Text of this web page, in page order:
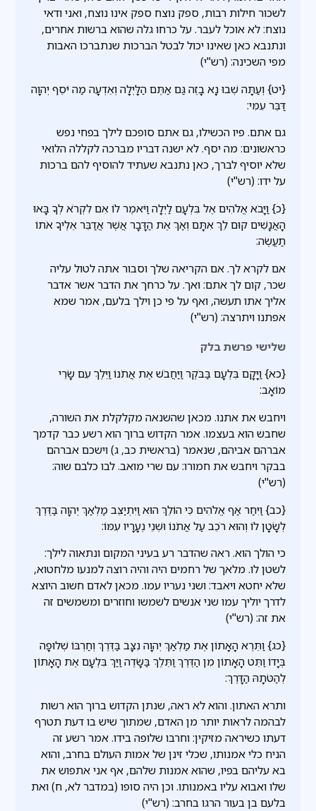
לשכור חילות רבות, ספק נוצח ספק אינו נוצח, ואני ודאי
נוצח: לא אוכל לעבר. על כרחו גלה שהוא ברשות אחרים,
ונתנבא כאן שאינו יכול לבטל הברכות שנתברכו האבות
מפי השכינה: (רש"י)
{יט} וְעַתָּה שְׁבוּ נָא בָזֶה גַּם אַתֶּם הַלָּיְלָה וְאֵדְעָה מַה יֹּסֵף יְהוָה
דַּבֵּר עִמִּי:
גם אתם. פיו הכשילו, גם אתם סופכם לילך בפחי נפש
כראשונים: מה יסף. לא ישנה דבריו מברכה לקללה הלואי
שלא יוסיף לברך, כאן נתנבא שעתיד להוסיף להם ברכות
על ידו: (רש"י)
{כ} וַיָּבֹא אֱלֹהִים אֶל בִּלְעָם לַיְלָה וַיֹּאמֶר לוֹ אִם לִקְרֹא לְךָ בָּאוּ
הָאֲנָשִׁים קוּם לֵךְ אִתָּם וְאַךְ אֶת הַדָּבָר אֲשֶׁר אֲדַבֵּר אֵלֶיךָ אֹתוֹ
תַעֲשֶׂה:
אם לקרא לך. אם הקריאה שלך וסבור אתה לטול עליה
שכר, קום לך אתם: ואך. על כרחך את הדבר אשר אדבר
אליך אתו תעשה, ואף על פי כן וילך בלעם, אמר שמא
אפתנו ויתרצה: (רש"י)
שלישי פרשת בלק
{כא} וַיָּקָם בִּלְעָם בַּבֹּקֶר וַיַּחֲבֹשׁ אֶת אֲתֹנוֹ וַיֵּלֶךְ עִם שָׂרֵי
מוֹאָב:
ויחבש את אתנו. מכאן שהשנאה מקלקלת את השורה,
שחבש הוא בעצמו. אמר הקדוש ברוך הוא רשע כבר קדמך
אברהם אביהם, שנאמר (בראשית כב, ג) וישכם אברהם
בבקר ויחבש את חמורו: עם שרי מואב. לבו כלבם שוה:
(רש"י)
{כב} וַיִּחַר אַף אֱלֹהִים כִּי הוֹלֵךְ הוּא וַיִּתְיַצֵּב מַלְאַךְ יְהוָה בַּדֶּרֶךְ
לְשָׂטָן לוֹ וְהוּא רֹכֵב עַל אֲתֹנוֹ וּשְׁנֵי נְעָרָיו עִמּוֹ:
כי הולך הוא. ראה שהדבר רע בעיני המקום ונתאוה לילך:
לשטן לו. מלאך של רחמים היה והיה רוצה למנעו מלחטוא,
שלא יחטא ויאבד: ושני נעריו עמו. מכאן לאדם חשוב היוצא
לדרך יוליך עמו שני אנשים לשמשו וחוזרים ומשמשים זה
את זה: (רש"י)
{כג} וַתֵּרֶא הָאָתוֹן אֶת מַלְאַךְ יְהוָה נִצָּב בַּדֶּרֶךְ וְחַרְבּוֹ שְׁלוּפָה
בְּיָדוֹ וַתֵּט הָאָתוֹן מִן הַדֶּרֶךְ וַתֵּלֶךְ בַּשָּׂדֶה וַיַּךְ בִּלְעָם אֶת הָאָתוֹן
לְהַטֹּתָהּ הַדָּרֶךְ:
ותרא האתון. והוא לא ראה, שנתן הקדוש ברוך הוא רשות
לבהמה לראות יותר מן האדם, שמתוך שיש בו דעת תטרף
דעתו כשיראה מזיקין: וחרבו שלופה בידו. אמר רשע זה
הניח כלי אמנותו, שכלי זינן של אמות העולם בחרב, והוא
בא עליהם בפיו, שהוא אמנות שלהם, אף אני אתפוש את
שלו ואבוא עליו באמנותו. וכן היה סופו (במדבר לא, ח) ואת
בלעם בן בעור הרגו בחרב: (רש"י)